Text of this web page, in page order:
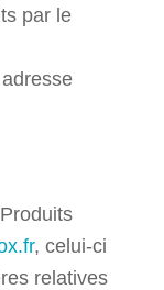
par le
, celui-ci
relatives